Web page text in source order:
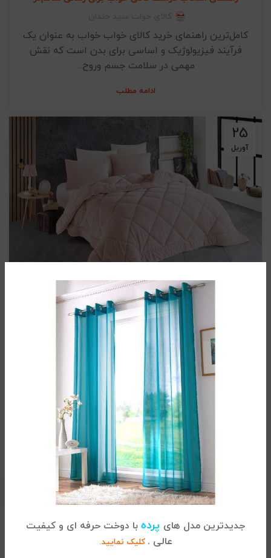
جدیدترین مدل های پرده با دوخت حرفه ای و کیفیت
عالی . کلیک نمایید.
کامل‌ترین راهنمای خرید کالای خواب خواب به عنوان یک
فرآیند فیزیولوژیک و اساسی برای بدن است که نقش
مهمی در سلامت جسم وروح...
ادامه مطلب
25
آوریل
مقالات
سرویس روتختی شامل چیست؟
کالای خواب سید خندان
سرویس روتختی شامل چیست؟ امروزه پس از گذراندن یک
روز خسته کننده و پرمشغله کاری، اتاق خواب هر فرد مکانی
برای استراحت ورفع...
ادامه مطلب
تماس با کالای خواب
خواجه عبداله انصاری ، پلاک 915
02122864681